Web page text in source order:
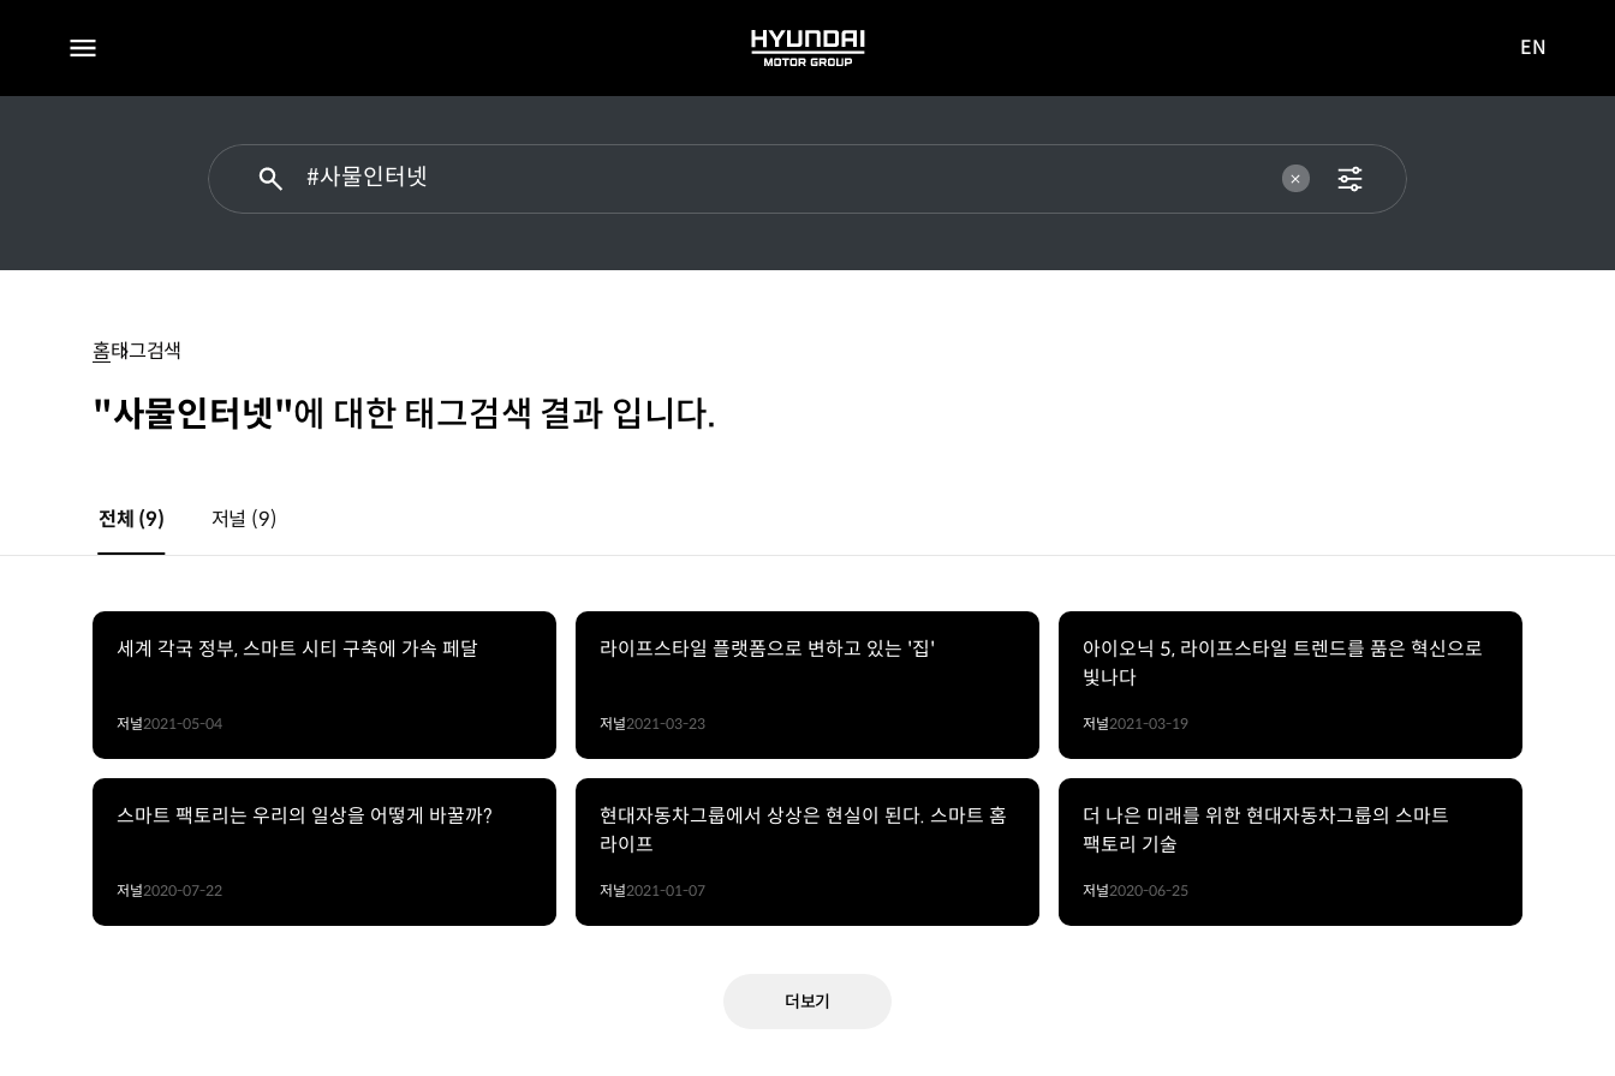
전체
HYUNDAI
MOTOR
사이트로
EN
홈태그검색
"사물인터넷"에 대한 태그검색 결과 입니다.
전체 (9) 저널 (9)
세계 각국 정부, 스마트 시티 구축에 가속 페달
저널2021-05-04
라이프스타일 플랫폼으로 변하고 있는 '집'
저널2021-03-23
아이오닉 5, 라이프스타일 트렌드를 품은 혁신으로
빛나다
저널2021-03-19
스마트 팩토리는 우리의 일상을 어떻게 바꿀까?
저널2020-07-22
현대자동차그룹에서 상상은 현실이 된다. 스마트 홈
라이프
저널2021-01-07
더 나은 미래를 위한 현대자동차그룹의 스마트
팩토리 기술
저널2020-06-25
더보기